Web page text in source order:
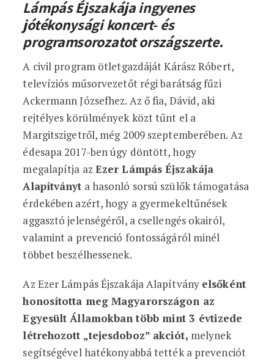
Lámpás Éjszakája ingyenes
jótékonysági koncert- és
programsorozatot országszerte.
A civil program ötletgazdáját Kárász Róbert,
televíziós műsorvezetőt régi barátság fűzi
Ackermann Józsefhez. Az ő fia, Dávid, aki
rejtélyes körülmények közt tűnt el a
Margitszigetről, még 2009 szeptemberében. Az
édesapa 2017-ben úgy döntött, hogy
megalapítja az Ezer Lámpás Éjszakája
Alapítványt a hasonló sorsú szülők támogatása
érdekében azért, hogy a gyermekeltűnések
aggasztó jelenségéről, a csellengés okairól,
valamint a prevenció fontosságáról minél
többet beszélhessenek.
Az Ezer Lámpás Éjszakája Alapítvány elsőként
honosította meg Magyarországon az
Egyesült Államokban több mint 3 évtizede
létrehozott „tejesdoboz” akciót, melynek
segítségével hatékonyabbá tették a prevenciót